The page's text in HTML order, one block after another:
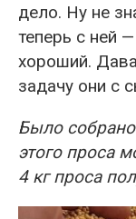
дело. Ну не
теперь с ней
хороший.
задачу они с
Было
этого проса
4 кг проса